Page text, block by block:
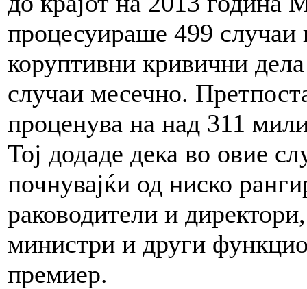
процесуираше 499
коруптивни кривични
случаи месечно.
проценува на над 311
Тој додаде дека во овие
почнувајќи од ниско
раководители и
министри и други
премиер.